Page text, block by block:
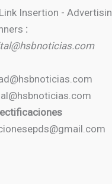
Insertion -
: